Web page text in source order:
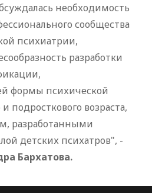
необходимость
сообщества
психиатрии,
разработки
формы психической
подросткового возраста,
разработанными
детских психатров", -
Бархатова.